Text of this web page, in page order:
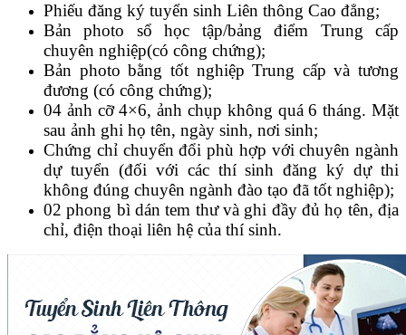
Phiếu đăng ký tuyển sinh Liên thông Cao đẳng;
Bản photo sổ học tập/bảng điểm Trung cấp
chuyên nghiệp(có công chứng);
Bản photo bằng tốt nghiệp Trung cấp và tương
đương (có công chứng);
04 ảnh cỡ 4×6, ảnh chụp không quá 6 tháng. Mặt
sau ảnh ghi họ tên, ngày sinh, nơi sinh;
Chứng chỉ chuyển đổi phù hợp với chuyên ngành
dự tuyển (đối với các thí sinh đăng ký dự thi
không đúng chuyên ngành đào tạo đã tốt nghiệp);
02 phong bì dán tem thư và ghi đầy đủ họ tên, địa
chỉ, điện thoại liên hệ của thí sinh.